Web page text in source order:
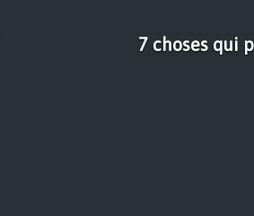
7 choses qui